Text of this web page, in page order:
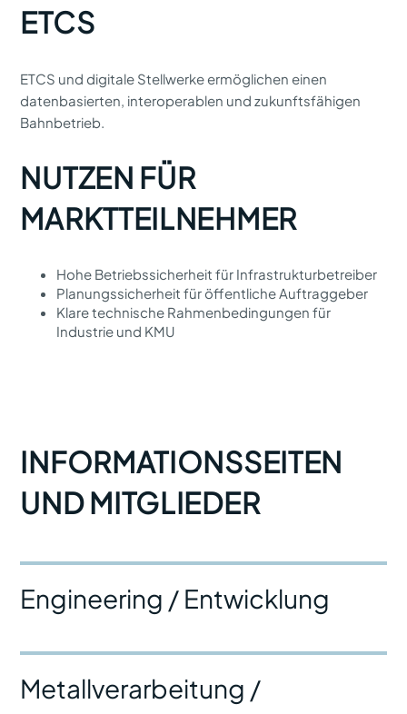
ETCS
ETCS und digitale Stellwerke ermöglichen einen
datenbasierten, interoperablen und zukunftsfähigen
Bahnbetrieb.
NUTZEN FÜR
MARKTTEILNEHMER
Hohe Betriebssicherheit für Infrastrukturbetreiber
Planungssicherheit für öffentliche Auftraggeber
Klare technische Rahmenbedingungen für
Industrie und KMU
INFORMATIONSSEITEN
UND MITGLIEDER
Engineering / Entwicklung
Metallverarbeitung /